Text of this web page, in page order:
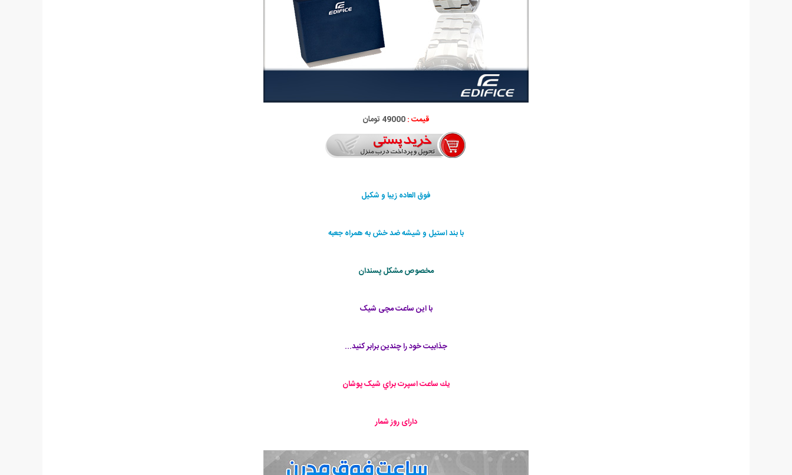
قیمت :49000 تومان
فوق العاده زیبا و شکیل
با بند استیل و شیشه ضد خش به همراه جعبه
مخصوص مشکل پسندان
با این ساعت مچی شیک
جذابیت خود را چندین برابر کنید...
يك ساعت اسپرت براي شیک پوشان
دارای روز شمار